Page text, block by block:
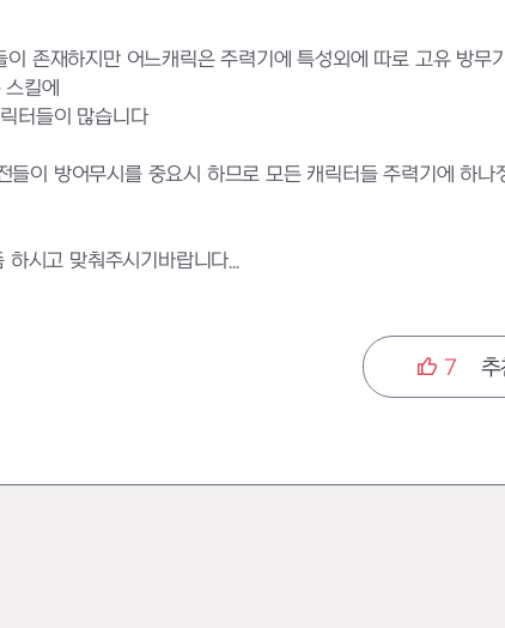
존재하지만 어느캐릭은 주력기에 특성외에 따로 고유 방
킬에
터들이 많습니다
들이 방어무시를 중요시 하므로 모든 캐릭터들 주력기에 하
하시고 맞춰주시기바랍니다...
7 추